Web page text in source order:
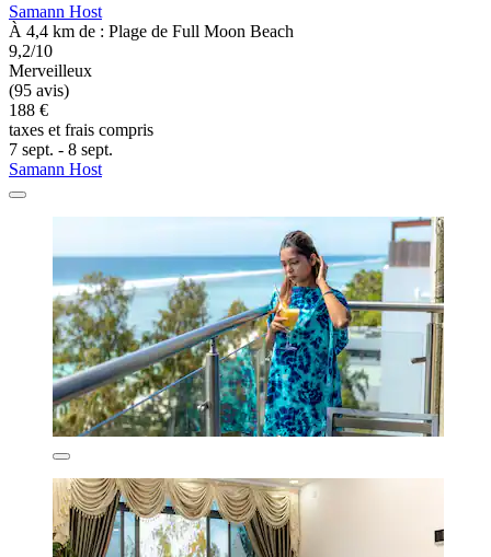
Samann Host
À 4,4 km de : Plage de Full Moon Beach
9,2/10
Merveilleux
(95 avis)
188 €
taxes et frais compris
7 sept. - 8 sept.
Samann Host